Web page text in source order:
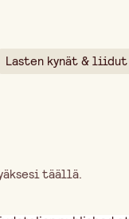
Lasten kynät & liidut
täällä.